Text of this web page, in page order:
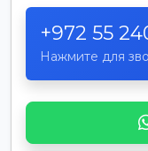
+972 55
Нажмите для